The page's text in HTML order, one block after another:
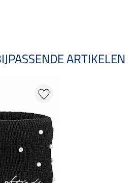
ARTIKELEN